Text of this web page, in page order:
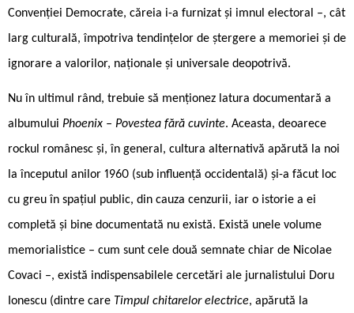
Convenției Democrate, căreia i-a furnizat și imnul electoral –, cât
larg culturală, împotriva tendințelor de ștergere a memoriei și de
ignorare a valorilor, naționale și universale deopotrivă.
Nu în ultimul rând, trebuie să menționez latura documentară a
albumului Phoenix – Povestea fără cuvinte. Aceasta, deoarece
rockul românesc și, în general, cultura alternativă apărută la noi
la începutul anilor 1960 (sub influență occidentală) și-a făcut loc
cu greu în spațiul public, din cauza cenzurii, iar o istorie a ei
completă și bine documentată nu există. Există unele volume
memorialistice – cum sunt cele două semnate chiar de Nicolae
Covaci –, există indispensabilele cercetări ale jurnalistului Doru
Ionescu (dintre care Timpul chitarelor electrice, apărută la